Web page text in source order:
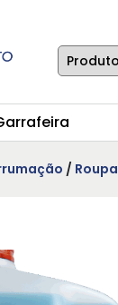
/ Roupa